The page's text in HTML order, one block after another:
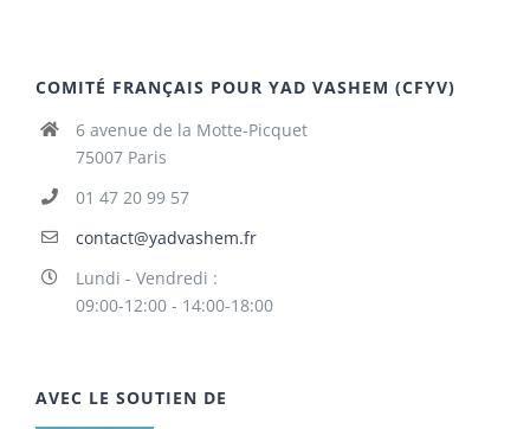
COMITÉ FRANÇAIS POUR YAD VASHEM (CFYV)
6 avenue de la Motte-Picquet
75007 Paris
01 47 20 99 57
contact@yadvashem.fr
Lundi - Vendredi :
09:00-12:00 - 14:00-18:00
AVEC LE SOUTIEN DE